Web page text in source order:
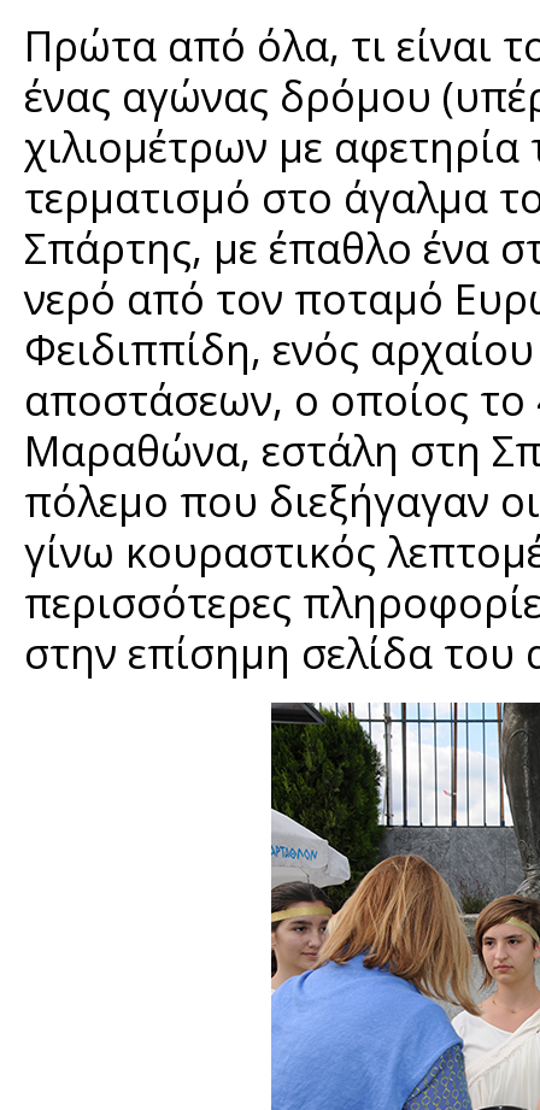
Πρώτα από όλα, τι είναι
ένας αγώνας δρόμου
χιλιομέτρων με
τερματισμό στο άγαλμα
Σπάρτης, με έπαθλο ένα
νερό από τον ποταμό
Φειδιππίδη, ενός
αποστάσεων, ο οποίος
Μαραθώνα, εστάλη στη
πόλεμο που διεξήγαγαν
γίνω κουραστικός
περισσότερες
στην επίσημη σελίδα